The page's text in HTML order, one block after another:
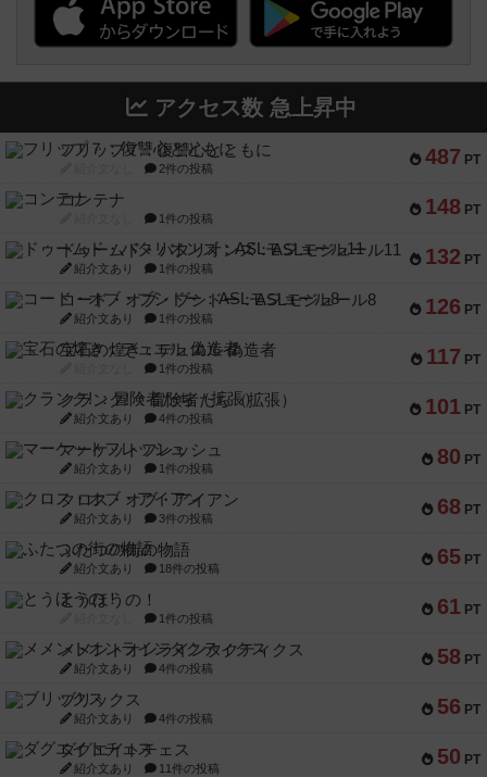
アクセス数 急上昇中
487 PT
フリップ７：復讐心とともに
2件の投稿
148 PT
コンテナ
1件の投稿
132 PT
ドゥームド・バタリオンズ：ASLモジュール11
紹介文あり 1件の投稿
126 PT
コード・オブ・ブシドー：ASLモジュール8
紹介文あり 1件の投稿
117 PT
宝石の煌き：デュエル 偽造者
1件の投稿
101 PT
クランク! ：冒険者たち（拡張）
紹介文あり 4件の投稿
80 PT
マーケットフレッシュ
紹介文あり 1件の投稿
68 PT
クロス・オブ・アイアン
紹介文あり 3件の投稿
65 PT
ふたつの街の物語
紹介文あり 18件の投稿
61 PT
とうほうの！
1件の投稿
58 PT
メメントオンラインタクティクス
紹介文あり 4件の投稿
56 PT
ブリックス
紹介文あり 4件の投稿
50 PT
ダグエイトチェス
紹介文あり 11件の投稿